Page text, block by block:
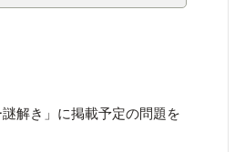
解き」に掲載予定の問題を